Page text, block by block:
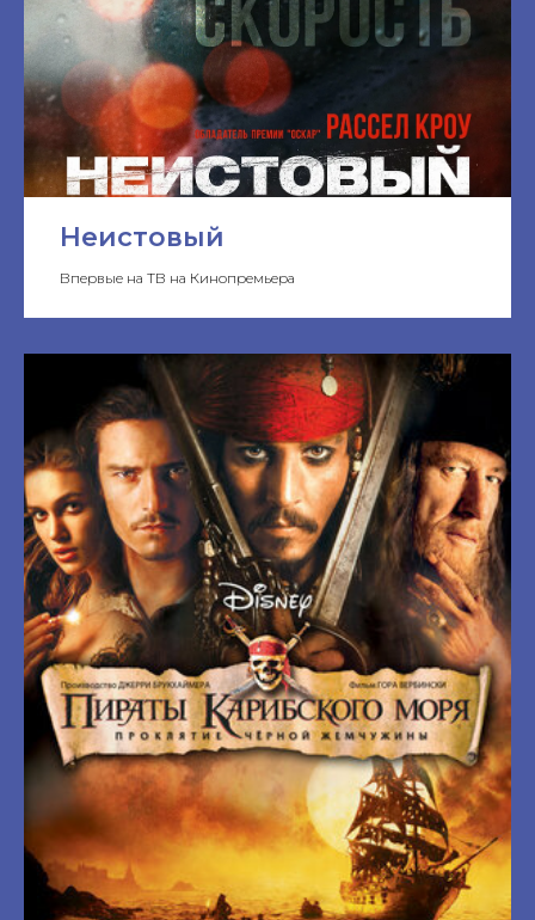
Неистовый
Впервые на ТВ на Кинопремьера